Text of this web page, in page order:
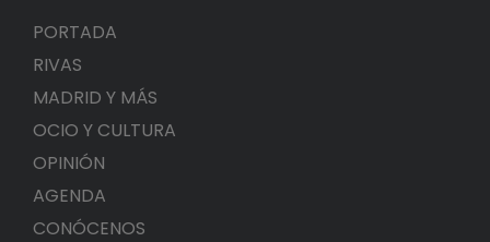
PORTADA
RIVAS
MADRID Y MÁS
OCIO Y CULTURA
OPINIÓN
AGENDA
CONÓCENOS